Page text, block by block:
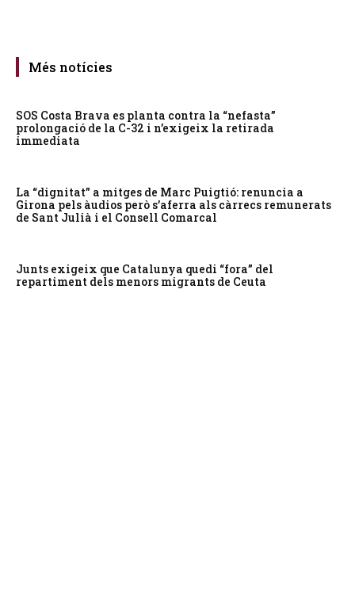
Més notícies
SOS Costa Brava es planta contra la “nefasta”
prolongació de la C-32 i n’exigeix la retirada
immediata
La “dignitat” a mitges de Marc Puigtió: renuncia a
Girona pels àudios però s’aferra als càrrecs remunerats
de Sant Julià i el Consell Comarcal
Junts exigeix que Catalunya quedi “fora” del
repartiment dels menors migrants de Ceuta